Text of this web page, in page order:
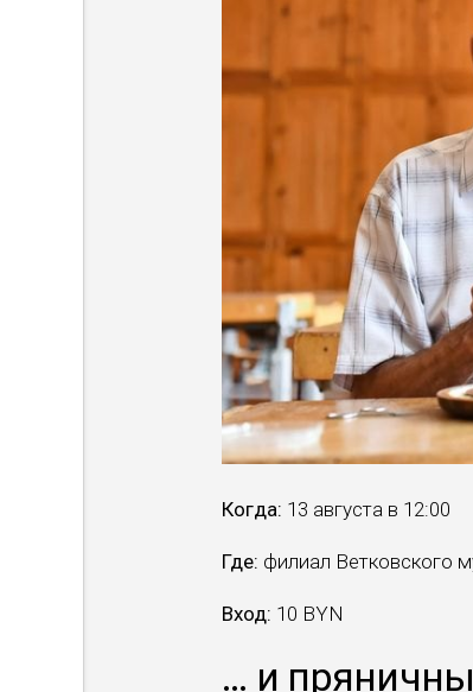
Когда: 13 августа в 12:00
Где: филиал Ветковского
Вход: 10 BYN
… и